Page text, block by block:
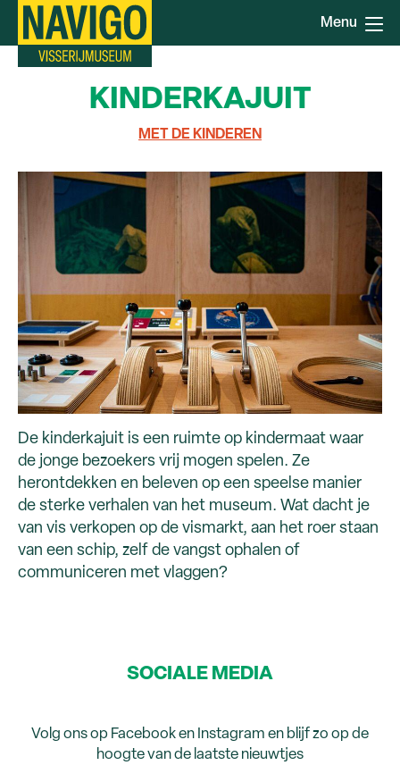
Overslaan
Menu
KINDERKAJUIT
MET DE KINDEREN
De kinderkajuit is een ruimte op kindermaat waar
de jonge bezoekers vrij mogen spelen. Ze
herontdekken en beleven op een speelse manier
de sterke verhalen van het museum. Wat dacht je
van vis verkopen op de vismarkt, aan het roer staan
van een schip, zelf de vangst ophalen of
communiceren met vlaggen?
SOCIALE MEDIA
Volg ons op Facebook en Instagram en blijf zo op de
hoogte van de laatste nieuwtjes